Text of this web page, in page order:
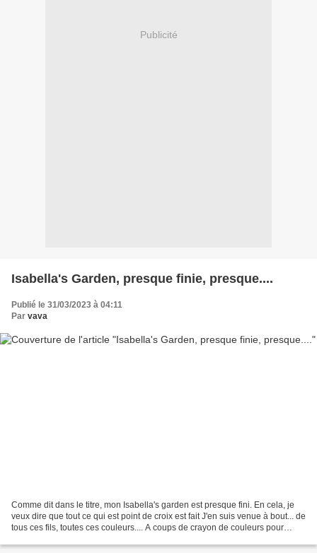
Publicité
Isabella's Garden, presque finie, presque....
Publié le 31/03/2023 à 04:11
Par vava
Comme dit dans le titre, mon Isabella's garden est presque fini. En cela, je
veux dire que tout ce qui est point de croix est fait J'en suis venue à bout... de
tous ces fils, toutes ces couleurs.... A coups de crayon de couleurs pour